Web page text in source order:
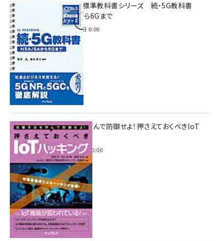
インプレス標準教科書シリーズ 続・5G教科書
NSA/SAから6Gまで
2023年4月3日 0:00
攻撃手法を学んで防御せよ! 押さえておくべきIoT
ハッキング
2022年6月14日 0:00